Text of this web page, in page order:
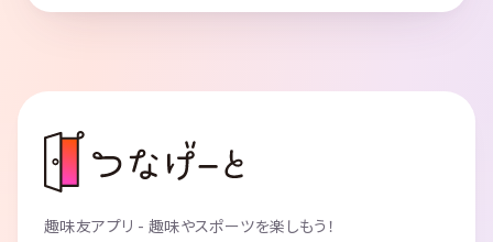
趣味友アプリ - 趣味やスポーツを楽しもう！